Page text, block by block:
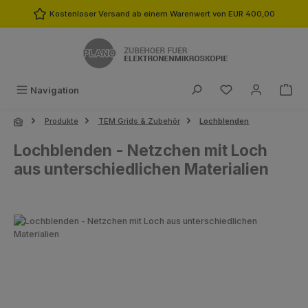
Zum Hauptinhalt springen
Kostenloser Versand ab einem Warenwert von EUR 400,00
Navigation Du hast 0
Produkte TEM Grids & Zubehör Lochblenden
Lochblenden - Netzchen mit Loch
aus unterschiedlichen Materialien
Bildergalerie überspringen